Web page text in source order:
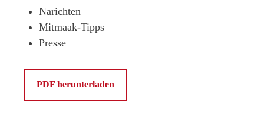
Narichten
Mitmaak-Tipps
Presse
PDF herunterladen